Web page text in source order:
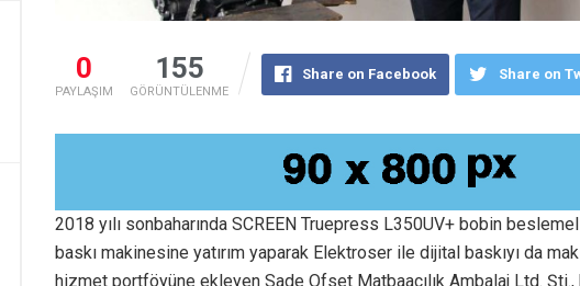
0
PAYLAŞIM
155
GÖRÜNTÜLENME
Share on Facebook Share on
2018 yılı sonbaharında SCREEN Truepress L350UV+ bobin
baskı makinesine yatırım yaparak Elektroser ile dijital baskıyı da
hizmet portföyüne ekleyen Sade Ofset Matbaacılık Ambalaj Ltd. Şti.,